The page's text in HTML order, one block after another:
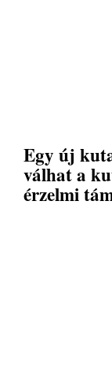
Egy új
válhat a
érzelmi